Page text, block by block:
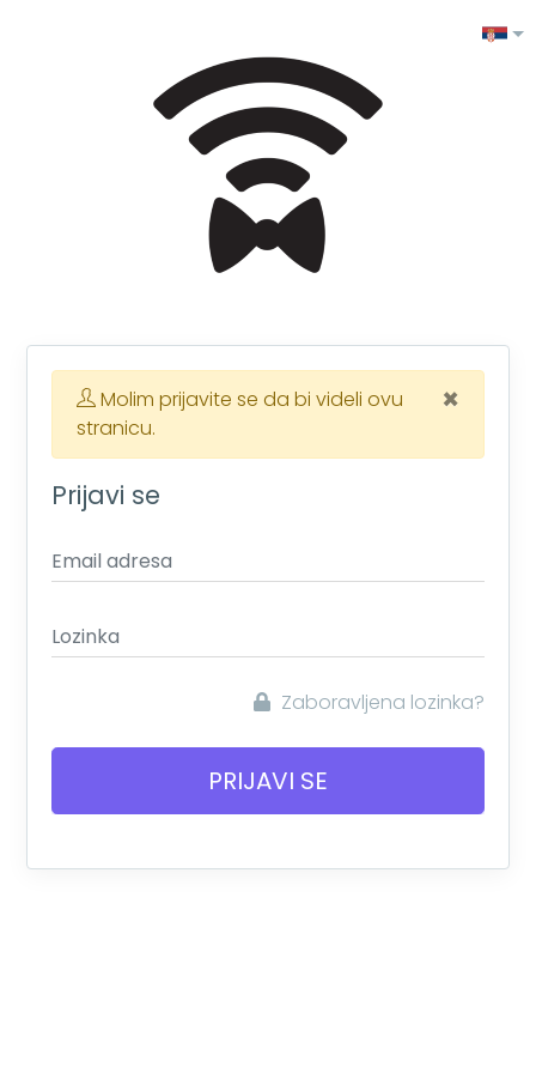
×
Molim prijavite se da bi videli ovu
stranicu.
Prijavi se
Email adresa
Lozinka
Zaboravljena lozinka?
PRIJAVI SE